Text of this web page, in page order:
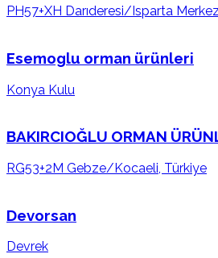
PH57+XH Darıderesi/Isparta
Esemoglu orman ürünleri
Konya Kulu
BAKIRCIOĞLU ORMAN
RG53+2M Gebze/Kocaeli, Türkiye
Devorsan
Devrek